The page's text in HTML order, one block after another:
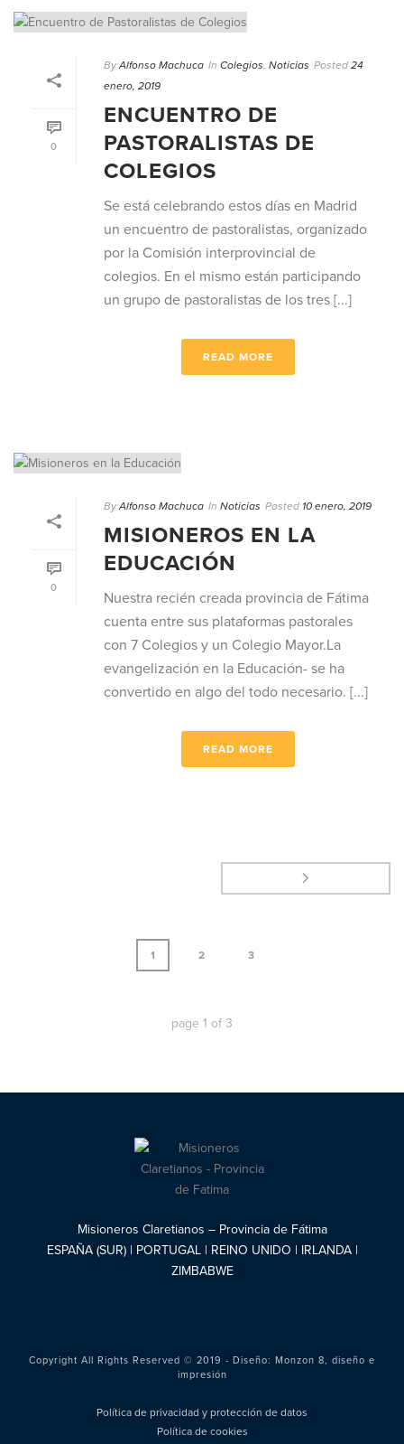
0
By Alfonso Machuca In Colegios, Noticias Posted 24
enero, 2019
ENCUENTRO DE
PASTORALISTAS DE
COLEGIOS
Se está celebrando estos días en Madrid
un encuentro de pastoralistas, organizado
por la Comisión interprovincial de
colegios. En el mismo están participando
un grupo de pastoralistas de los tres [...]
READ MORE
0
By Alfonso Machuca In Noticias Posted 10 enero, 2019
MISIONEROS EN LA
EDUCACIÓN
Nuestra recién creada provincia de Fátima
cuenta entre sus plataformas pastorales
con 7 Colegios y un Colegio Mayor.La
evangelización en la Educación- se ha
convertido en algo del todo necesario. [...]
READ MORE
1 2 3
page 1 of 3
Misioneros Claretianos – Provincia de Fátima
ESPAÑA (SUR) | PORTUGAL | REINO UNIDO | IRLANDA |
ZIMBABWE
Copyright All Rights Reserved © 2019 - Diseño: Monzon 8, diseño e
impresión
Política de privacidad y protección de datos
Política de cookies